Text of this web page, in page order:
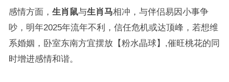
感情方面， 生肖鼠与生肖马相冲，与伴侣易因小事争
吵，明年2025年流年不利，信任危机或达顶峰，若想维
系婚姻，卧室东南方宜摆放【粉水晶球】,催旺桃花的同
时增进感情和谐。